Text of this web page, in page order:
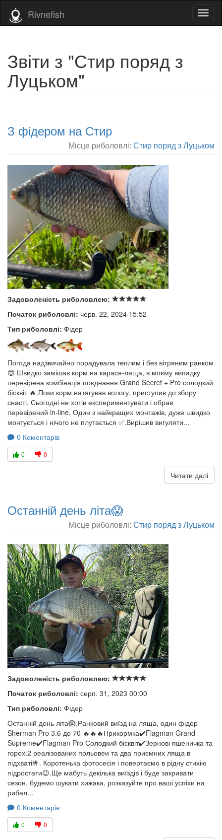
Rivnefish
Звіти з "Стир поряд з
Луцьком"
З фідером на Стир
Місце риболовлі: Стир поряд з Луцьком
Задоволеність риболовлею:
Початок риболовлі: черв. 22, 2024 15:52
Тип риболовлі: Фідер
Погода надзвичайно порадувала теплим і без вітряним ранком
😍 Швидко замішав корм на карася-ляща, в моєму випадку
перевірена комбінація поєднання Grand Secret + Pro солодкий
бісквіт 🔥.Поки корм натягував вологу, приступив до збору
снасті. Сьогодні не хотів експериментувати і обрав
перевірений in-line. Один з найкращих монтажів, дуже швидко
монтується і нічого не плутається ✅.Вирішив вигуляти...
0 Коментарів
0 0
Читати далі
Останній день літа😱
Місце риболовлі: Стир поряд з Луцьком
Задоволеність риболовлею:
Початок риболовлі: серп. 31, 2023 00:00
Тип риболовлі: Фідер
Останній день літа😱.Ранковий виїзд на ляща, один фідер
Sherman Pro 3.6 до 70 🔥🔥🔥Прикормка✔️Flagman Grand
Supreme✔️Flagman Pro Солодкий бісквіт✔️Зернові пшеничка та
горох.2 реалізованих польовеи та два приємних ляща в
підхваті🤟. Коротенька фотосесія і повертаємо в рідну стихію
підростати😉.Ще мабуть декілька виїздів і буде закривати
сезон, будемо шукати хижака, розказуйте про ваші успіхи на
рибал...
0 Коментарів
0 0